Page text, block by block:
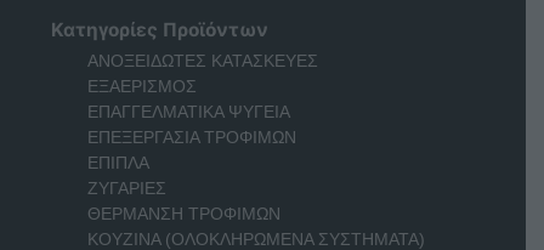
Κατηγορίες Προϊόντων
ΑΝΟΞΕΙΔΩΤΕΣ ΚΑΤΑΣΚΕΥΕΣ
ΕΞΑΕΡΙΣΜΟΣ
ΕΠΑΓΓΕΛΜΑΤΙΚΑ ΨΥΓΕΙΑ
ΕΠΕΞΕΡΓΑΣΙΑ ΤΡΟΦΙΜΩΝ
ΕΠΙΠΛΑ
ΖΥΓΑΡΙΕΣ
ΘΕΡΜΑΝΣΗ ΤΡΟΦΙΜΩΝ
ΚΟΥΖΙΝΑ (ΟΛΟΚΛΗΡΩΜΕΝΑ ΣΥΣΤΗΜΑΤΑ)